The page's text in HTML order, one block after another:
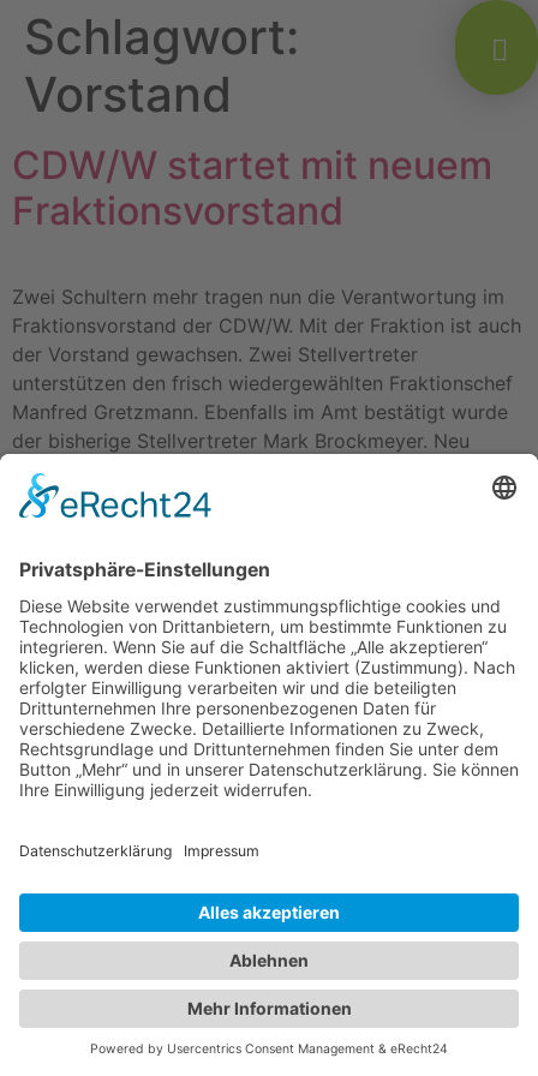
Schlagwort:
Vorstand
CDW/W startet mit neuem
Fraktionsvorstand
Zwei Schultern mehr tragen nun die Verantwortung im
Fraktionsvorstand der CDW/W. Mit der Fraktion ist auch
der Vorstand gewachsen. Zwei Stellvertreter
unterstützen den frisch wiedergewählten Fraktionschef
Manfred Gretzmann. Ebenfalls im Amt bestätigt wurde
der bisherige Stellvertreter Mark Brockmeyer. Neu
hinzugekommen ins Vorstandsteam ist Dirk Hagen.
Impressum Datenschutzerklärung
Startseite Ziele
Im Rat
Im Verein
Neuigkeiten
Unterstützung
Kontakt
© All Rights Reserved 2025